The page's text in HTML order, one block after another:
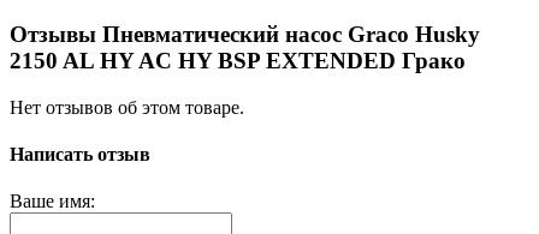
Отзывы Пневматический насос Graco Husky
2150 AL HY AC HY BSP EXTENDED Грако
Нет отзывов об этом товаре.
Написать отзыв
Ваше имя: